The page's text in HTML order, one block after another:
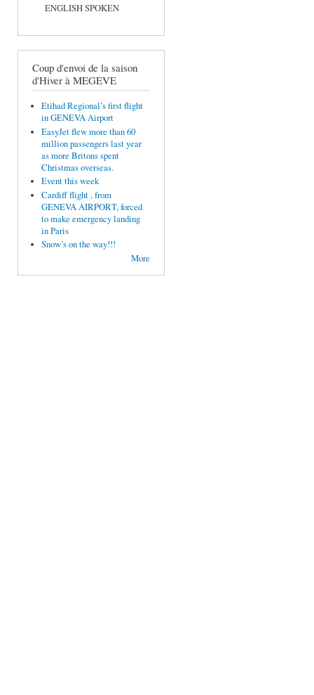
ENGLISH SPOKEN
Coup d'envoi de la saison
d'Hiver à MEGEVE
Etihad Regional’s first flight
in GENEVA Airport
EasyJet flew more than 60
million passengers last year
as more Britons spent
Christmas overseas.
Event this week
Cardiff flight , from
GENEVA AIRPORT, forced
to make emergency landing
in Paris
Snow’s on the way!!!
More